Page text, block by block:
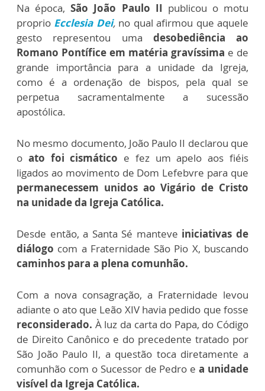
Na época,São João Paulo II publicou o motu
proprio Ecclesia Dei,no qual afirmou que aquele
gesto representou uma desobediência ao
Romano Pontífice em matéria gravíssima e de
grande importância para a unidade da Igreja,
como é a ordenação de bispos, pela qual se
perpetua sacramentalmente a sucessão
apostólica.
No mesmo documento, João Paulo II declarou que
o ato foi cismático e fez um apelo aos fiéis
ligados ao movimento de Dom Lefebvre para que
permanecessem unidos ao Vigário de Cristo
na unidade da Igreja Católica.
Desde então, a Santa Sé manteve iniciativas de
diálogo com a Fraternidade São Pio X, buscando
caminhos para a plena comunhão.
Com a nova consagração, a Fraternidade levou
adiante o ato que Leão XIV havia pedido que fosse
reconsiderado. À luz da carta do Papa, do Código
de Direito Canônico e do precedente tratado por
São João Paulo II, a questão toca diretamente a
comunhão com o Sucessor de Pedro ea unidade
visível da Igreja Católica.